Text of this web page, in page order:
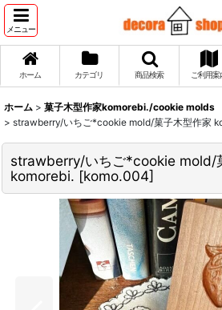
メニュー
ホーム カテゴリ 商品検索 ご利用案
ホーム > 菓子木型作家komorebi./cookie molds
> strawberry/いちご*cookie mold/菓子木型作家
strawberry/いちご*cookie mold/
komorebi. [komo.004]